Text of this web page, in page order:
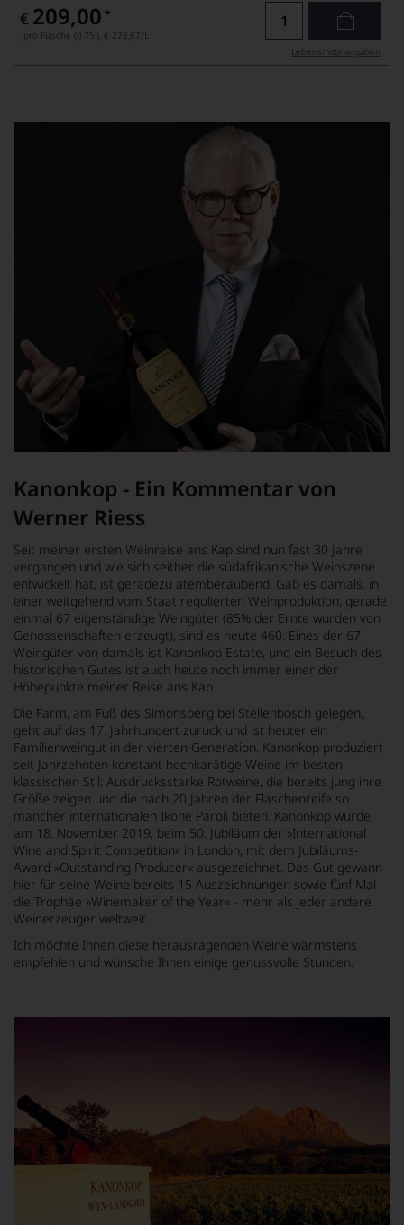
€ 209,00 *
pro Flasche (0.75l), € 278,67/L
Lebensmittel­angaben
Kanonkop - Ein Kommentar von
Werner Riess
Seit meiner ersten Weinreise ans Kap sind nun fast 30 Jahre
vergangen und wie sich seither die südafrikanische Weinszene
entwickelt hat, ist geradezu atemberaubend. Gab es damals, in
einer weitgehend vom Staat regulierten Weinproduktion, gerade
einmal 67 eigenständige Weingüter (85% der Ernte wurden von
Genossenschaften erzeugt), sind es heute 460. Eines der 67
Weingüter von damals ist Kanonkop Estate, und ein Besuch des
historischen Gutes ist auch heute noch immer einer der
Höhepunkte meiner Reise ans Kap.
Die Farm, am Fuß des Simonsberg bei Stellenbosch gelegen,
geht auf das 17. Jahrhundert zurück und ist heuter ein
Familienweingut in der vierten Generation. Kanonkop produziert
seit Jahrzehnten konstant hochkarätige Weine im besten
klassischen Stil: Ausdrucksstarke Rotweine, die bereits jung ihre
Größe zeigen und die nach 20 Jahren der Flaschenreife so
mancher internationalen Ikone Paroli bieten. Kanonkop wurde
am 18. November 2019, beim 50. Jubiläum der »International
Wine and Spirit Competition« in London, mit dem Jubiläums-
Award »Outstanding Producer« ausgezeichnet. Das Gut gewann
hier für seine Weine bereits 15 Auszeichnungen sowie fünf Mal
die Trophäe »Winemaker of the Year« - mehr als jeder andere
Weinerzeuger weltweit.
Ich möchte Ihnen diese herausragenden Weine wärmstens
empfehlen und wünsche Ihnen einige genussvolle Stunden.